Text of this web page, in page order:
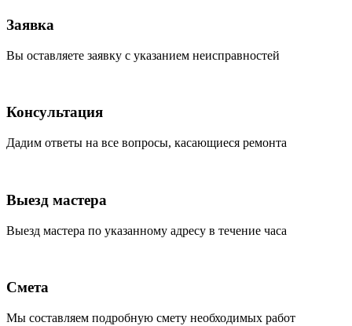
Заявка
Вы оставляете заявку с указанием неисправностей
Консультация
Дадим ответы на все вопросы, касающиеся ремонта
Выезд мастера
Выезд мастера по указанному адресу в течение часа
Смета
Мы составляем подробную смету необходимых работ